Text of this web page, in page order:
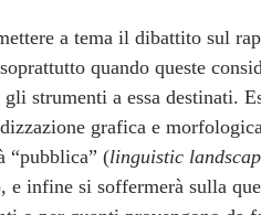
a tema il dibattito sul
quando queste
strumenti a essa destinati.
grafica e
“pubblica” (linguistic
infine si soffermerà sulla